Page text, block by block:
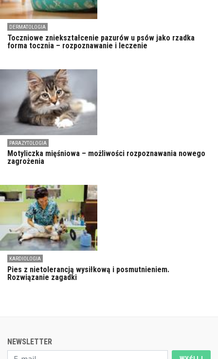
DERMATOLOGIA
Toczniowe zniekształcenie pazurów u psów jako rzadka
forma tocznia – rozpoznawanie i leczenie
PARAZYTOLOGIA
Motyliczka mięśniowa – możliwości rozpoznawania nowego
zagrożenia
KARDIOLOGIA
Pies z nietolerancją wysiłkową i posmutnieniem.
Rozwiązanie zagadki
NEWSLETTER